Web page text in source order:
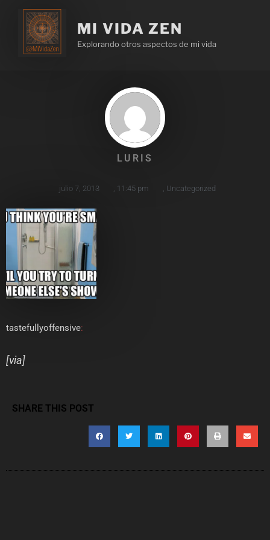
MI VIDA ZEN
Explorando otros aspectos de mi vida
LURIS
julio 7, 2013 11:45 pm Uncategorized
tastefullyoffensive:
[via]
SHARE THIS POST